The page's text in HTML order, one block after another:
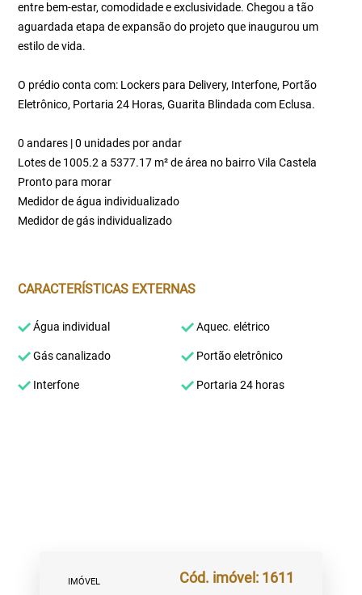
entre bem-estar, comodidade e exclusividade. Chegou a tão
aguardada etapa de expansão do projeto que inaugurou um
estilo de vida.
O prédio conta com: Lockers para Delivery, Interfone, Portão
Eletrônico, Portaria 24 Horas, Guarita Blindada com Eclusa.
0 andares | 0 unidades por andar
Lotes de 1005.2 a 5377.17 m² de área no bairro Vila Castela
Pronto para morar
Medidor de água individualizado
Medidor de gás individualizado
CARACTERÍSTICAS EXTERNAS
Água individual Aquec. elétrico
Gás canalizado Portão eletrônico
Interfone Portaria 24 horas
IMÓVEL Cód. imóvel: 1611